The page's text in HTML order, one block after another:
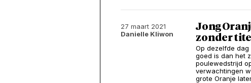
27 maart 2021
Danielle Kliwon
Jong
zonder
Op dezelfde
goed is dan het
poulewedstrijd
verwachtingen
grote Oranje